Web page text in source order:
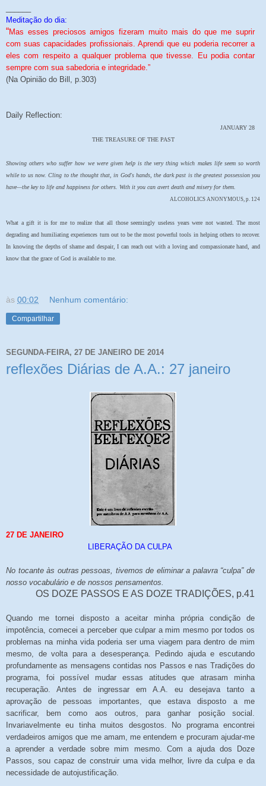
Meditação do dia:
“Mas esses preciosos amigos fizeram muito mais do que me suprir
com suas capacidades profissionais. Aprendi que eu poderia recorrer a
eles com respeito a qualquer problema que tivesse. Eu podia contar
sempre com sua sabedoria e integridade.”
(Na Opinião do Bill, p.303)
Daily Reflection:
JANUARY 28
THE TREASURE OF THE PAST
Showing others who suffer how we were given help is the very thing which makes life seem so worth
while to us now. Cling to the thought that, in God's hands, the dark past is the greatest possession you
have—the key to life and happiness for others. With it you can avert death and misery for them.
ALCOHOLICS ANONYMOUS, p. 124
What a gift it is for me to realize that all those seemingly useless years were not wasted. The most
degrading and humiliating experiences turn out to be the most powerful tools in helping others to recover.
In knowing the depths of shame and despair, I can reach out with a loving and compassionate hand, and
know that the grace of God is available to me.
às 00:02 Nenhum comentário:
Compartilhar
SEGUNDA-FEIRA, 27 DE JANEIRO DE 2014
reflexões Diárias de A.A.: 27 janeiro
27 DE JANEIRO
LIBERAÇÃO DA CULPA
No tocante às outras pessoas, tivemos de eliminar a palavra “culpa” de
nosso vocabulário e de nossos pensamentos.
OS DOZE PASSOS E AS DOZE TRADIÇÕES, p.41
Quando me tornei disposto a aceitar minha própria condição de
impotência, comecei a perceber que culpar a mim mesmo por todos os
problemas na minha vida poderia ser uma viagem para dentro de mim
mesmo, de volta para a desesperança. Pedindo ajuda e escutando
profundamente as mensagens contidas nos Passos e nas Tradições do
programa, foi possível mudar essas atitudes que atrasam minha
recuperação. Antes de ingressar em A.A. eu desejava tanto a
aprovação de pessoas importantes, que estava disposto a me
sacrificar, bem como aos outros, para ganhar posição social.
Invariavelmente eu tinha muitos desgostos. No programa encontrei
verdadeiros amigos que me amam, me entendem e procuram ajudar-me
a aprender a verdade sobre mim mesmo. Com a ajuda dos Doze
Passos, sou capaz de construir uma vida melhor, livre da culpa e da
necessidade de autojustificação.